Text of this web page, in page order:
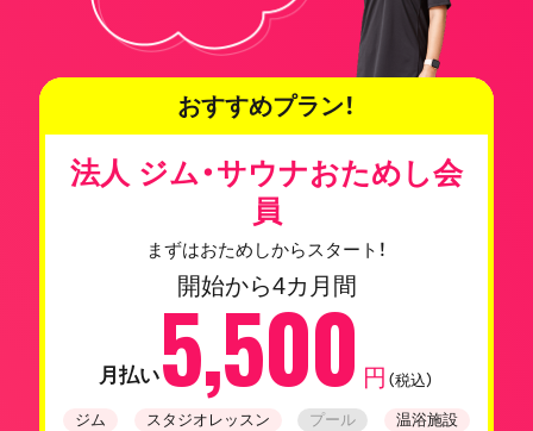
おすすめプラン！
法人 ジム・サウナおためし会
員
まずはおためしからスタート！
開始から4カ月間
月払い5,500 円 （税込）
ジム スタジオレッスン プール 温浴施設